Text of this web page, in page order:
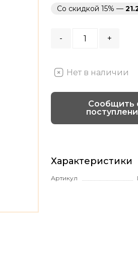
Со скидкой 15% —
- +
Нет в наличии
Сообщить
Характеристики
Артикул